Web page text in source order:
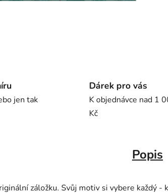
jen tak
Dárek pro vás
K objednávce nad 1
Kč
Popis
záložku. Svůj motiv si vybere každý